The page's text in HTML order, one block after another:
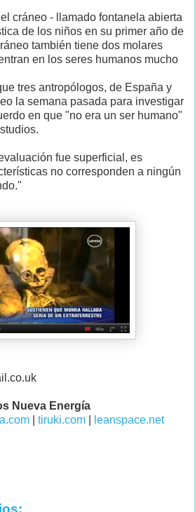
cráneo - llamado fontanela abierta
de los niños en su primer año de
también tiene dos molares
en los seres humanos mucho
tres antropólogos, de España y
la semana pasada para investigar
en que "no era un ser humano"
fue superficial, es
no corresponden a ningún
Nueva Energía
tiruki.com leanspace.net